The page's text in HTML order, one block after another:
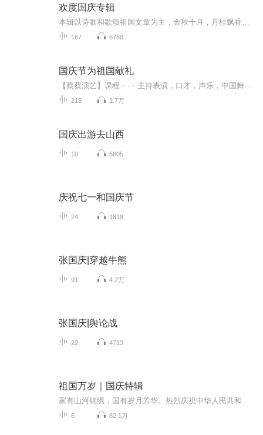
欢度国庆专辑
167 6788
国庆节为祖国献礼
215 1.7万
国庆出游去山西
10 5805
庆祝七一和国庆节
24 1818
张国庆|穿越牛熊
91 4.2万
张国庆|舆论战
22 4713
祖国万岁｜国庆特辑
6 82.1万